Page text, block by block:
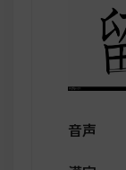
音声